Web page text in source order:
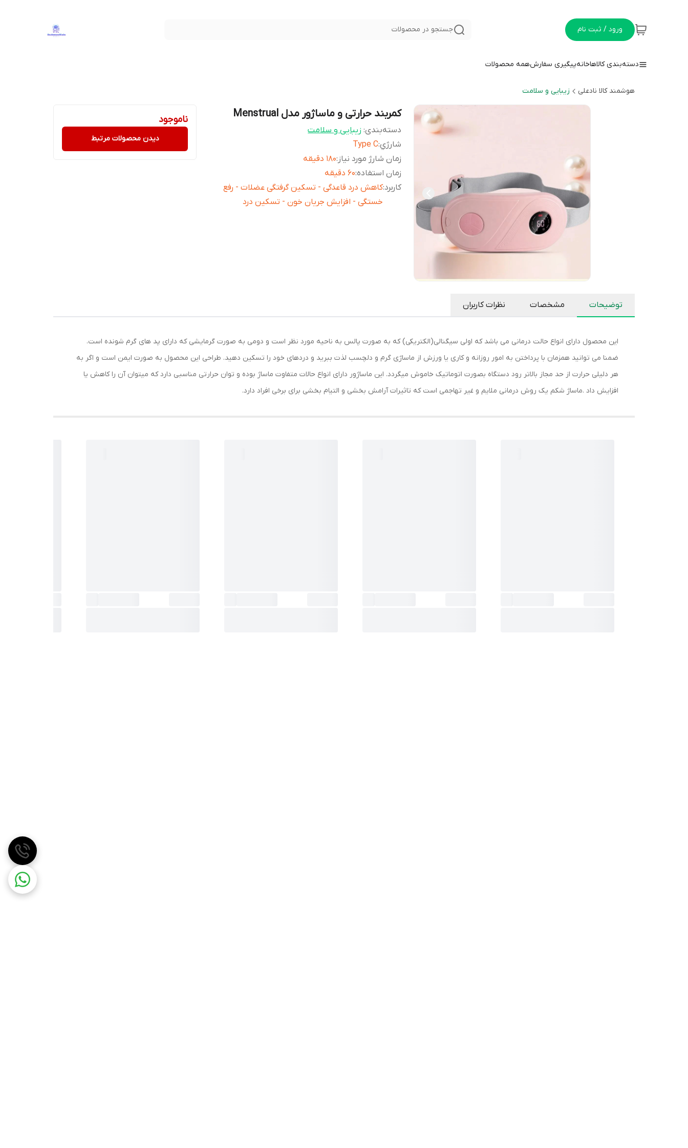
ورود / ثبت نام جستجو در محصولات
دسته‌بندی کالاهاخانهپیگیری سفارشهمه محصولات
هوشمند کالا نادعلی زیبایی و سلامت
کمربند حرارتی و ماساژور مدل Menstrual
دسته‌بندی: زیبایی و سلامت
شارژي:
Type C
زمان شارژ مورد نیاز :180 دقیقه
زمان استفاده:60 دقیقه
کاربرد:کاهش درد قاعدگی - تسکین گرفتگی عضلات - رفع
خستگی - افزایش جریان خون - تسکین درد
ناموجود
دیدن محصولات مرتبط
توضیحات مشخصات نظرات کاربران
این محصول دارای انواع حالت درمانی می باشد که اولی سیگنالی(الکتریکی) که به صورت پالس به ناحیه مورد نظر است و دومی به صورت گرمایشی که دارای پد های گرم شونده است.
ضمنا می توانید همزمان با پرداختن به امور روزانه و کاری یا ورزش از ماساژی گرم و دلچسب لذت ببرید و دردهای خود را تسکین دهید. طراحی این محصول به صورت ایمن است و اگر به
هر دلیلی حرارت از حد مجاز بالاتر رود دستگاه بصورت اتوماتیک خاموش میگردد. این ماساژور دارای انواع حالات متفاوت ماساژ بوده و توان حرارتی مناسبی دارد که میتوان آن را کاهش یا
افزایش داد .ماساژ شکم یک روش درمانی ملایم و غیر تهاجمی است که تاثیرات آرامش بخشی و التیام بخشی برای برخی افراد دارد.​